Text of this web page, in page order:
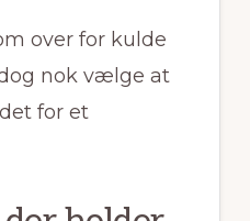
over for kulde
nok vælge at
for et